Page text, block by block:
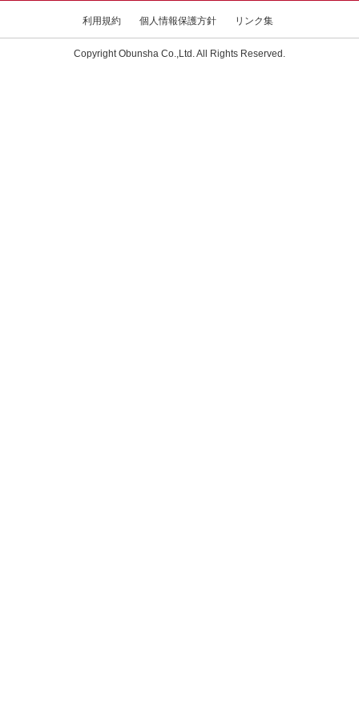
利用規約 個人情報保護方針 リンク集
Copyright Obunsha Co.,Ltd. All Rights Reserved.